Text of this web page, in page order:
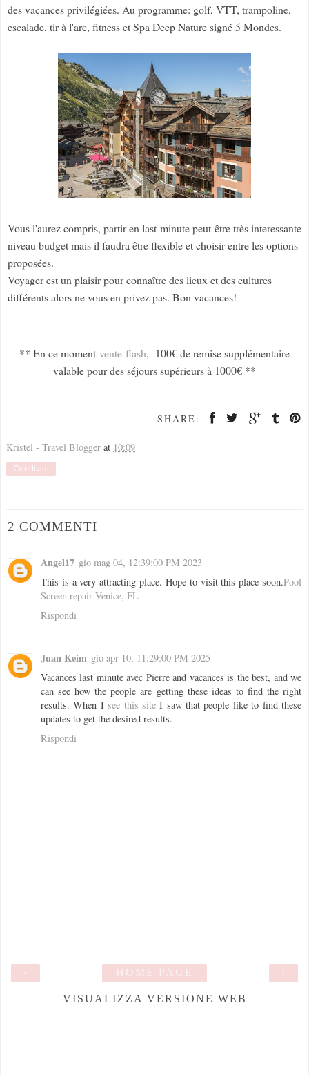
des vacances privilégiées. Au programme: golf, VTT, trampoline,
escalade, tir à l'arc, fitness et Spa Deep Nature signé 5 Mondes.
Vous l'aurez compris, partir en last-minute peut-être très interessante
niveau budget mais il faudra être flexible et choisir entre les options
proposées.
Voyager est un plaisir pour connaître des lieux et des cultures
différents alors ne vous en privez pas. Bon vacances!
** En ce moment vente-flash, -100€ de remise supplémentaire
valable pour des séjours supérieurs à 1000€ **
SHARE:
Kristel - Travel Blogger at 10:09
Condividi
2 COMMENTI
Angel17 gio mag 04, 12:39:00 PM 2023
This is a very attracting place. Hope to visit this place soon.Pool
Screen repair Venice, FL
Rispondi
Juan Keim gio apr 10, 11:29:00 PM 2025
Vacances last minute avec Pierre and vacances is the best, and we
can see how the people are getting these ideas to find the right
results. When Isee this siteI saw that people like to find these
updates to get the desired results.
Rispondi
›
HOME PAGE
VISUALIZZA VERSIONE WEB